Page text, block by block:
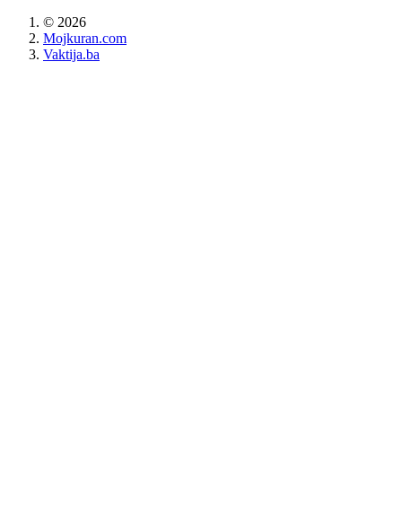
© 2026
Mojkuran.com
Vaktija.ba